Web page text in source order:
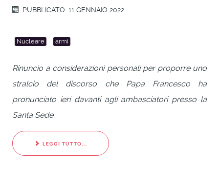
PUBBLICATO: 11 GENNAIO 2022
Nucleare armi
Rinuncio a considerazioni personali per proporre uno
stralcio del discorso che Papa Francesco ha
pronunciato ieri davanti agli ambasciatori presso la
Santa Sede.
LEGGI TUTTO...